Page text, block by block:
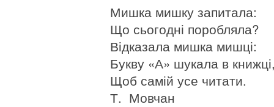
Мишка мишку запитала:
Що сьогодні поробляла?
Відказала мишка мишці:
Букву «А» шукала в
Щоб самій усе читати.
Т. Мовчан